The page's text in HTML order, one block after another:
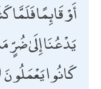
أَوْ قَائِمًا
يَدْعُنَا إِلَىٰ ضُرٍّ
كَانُوا يَعْمَلُونَ